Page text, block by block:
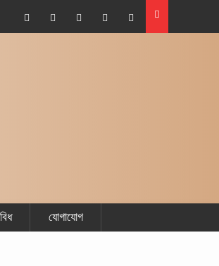
স্বামী-স্ত্রী) হজ্বের সকল কাজ শেষ করে একজন
যোগাযোগ